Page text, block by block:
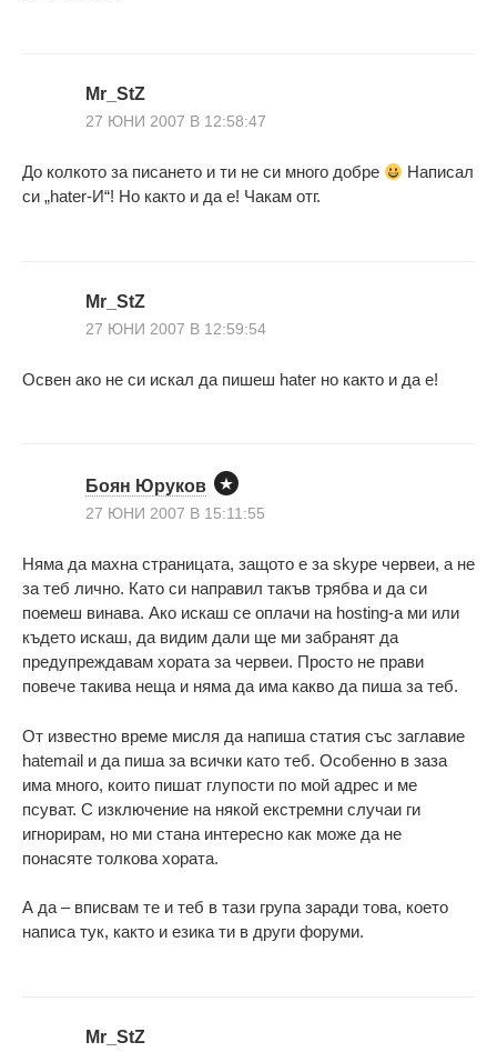
Mr_StZ
27 ЮНИ 2007 В 12:58:47
До колкото за писането и ти не си много добре
Написал
си „hater-И“! Но както и да е! Чакам отг.
Mr_StZ
27 ЮНИ 2007 В 12:59:54
Освен ако не си искал да пишеш hater но както и да е!
Боян Юруков
27 ЮНИ 2007 В 15:11:55
Няма да махна страницата, защото е за skype червеи, а не
за теб лично. Като си направил такъв трябва и да си
поемеш винава. Ако искаш се оплачи на hosting-а ми или
където искаш, да видим дали ще ми забранят да
предупреждавам хората за червеи. Просто не прави
повече такива неща и няма да има какво да пиша за теб.
От известно време мисля да напиша статия със заглавие
hatemail и да пиша за всички като теб. Особенно в заза
има много, които пишат глупости по мой адрес и ме
псуват. С изключение на някой екстремни случаи ги
игнорирам, но ми стана интересно как може да не
понасяте толкова хората.
А да – вписвам те и теб в тази група заради това, което
написа тук, както и езика ти в други форуми.
Mr_StZ